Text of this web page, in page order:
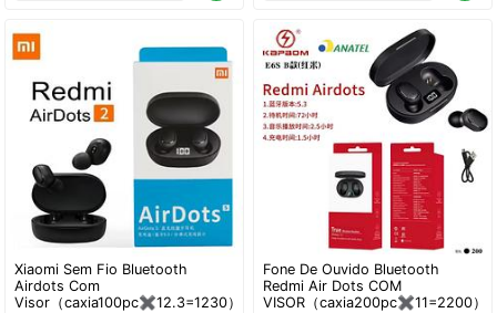
Xiaomi Sem Fio Bluetooth
Airdots Com
Visor（caxia100pc✖️12.3=1230）
Fone De Ouvido Bluetooth
Redmi Air Dots COM
VISOR（caxia200pc✖️11=2200）